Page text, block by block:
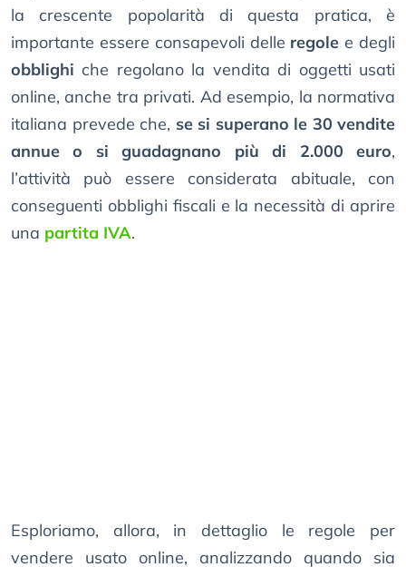
la crescente popolarità di questa pratica, è
importante essere consapevoli delle regole e degli
obblighi che regolano la vendita di oggetti usati
online, anche tra privati. Ad esempio, la normativa
italiana prevede che, se si superano le 30 vendite
annue o si guadagnano più di 2.000 euro,
l’attività può essere considerata abituale, con
conseguenti obblighi fiscali e la necessità di aprire
una partita IVA.
Esploriamo, allora, in dettaglio le regole per
vendere usato online, analizzando quando sia